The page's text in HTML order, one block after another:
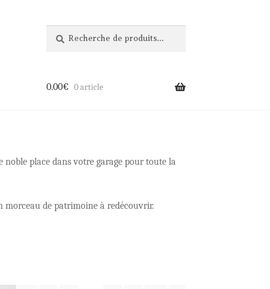
pour :
0.00€ 0 article
place dans votre garage pour toute la
morceau de patrimoine à redécouvrir.